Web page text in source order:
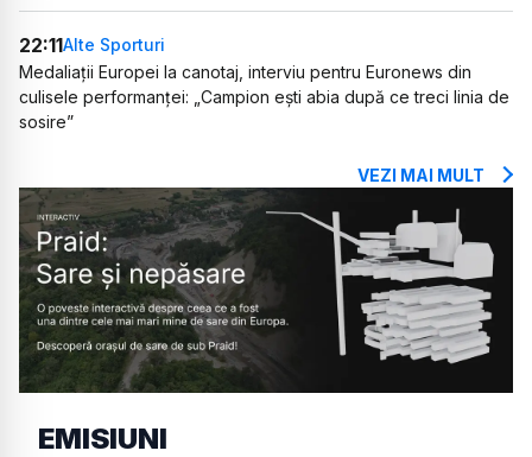
22:11Alte Sporturi
Medaliații Europei la canotaj, interviu pentru Euronews din
culisele performanței: „Campion ești abia după ce treci linia de
sosire”
VEZI MAI MULT
EMISIUNI